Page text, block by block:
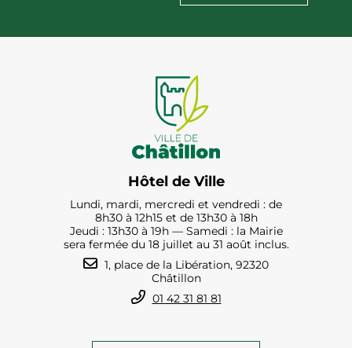
Hôtel de Ville
Lundi, mardi, mercredi et vendredi : de
8h30 à 12h15 et de 13h30 à 18h
Jeudi : 13h30 à 19h — Samedi : la Mairie
sera fermée du 18 juillet au 31 août inclus.
1, place de la Libération, 92320
Châtillon
01 42 31 81 81